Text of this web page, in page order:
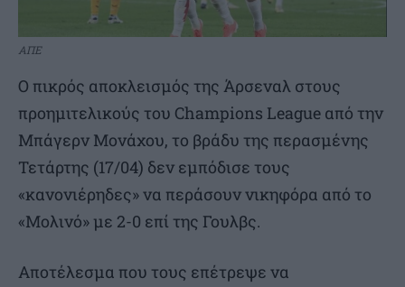
ΑΠΕ
Ο πικρός αποκλεισμός της Άρσεναλ στους
προημιτελικούς του Champions League από την
Μπάγερν Μονάχου, το βράδυ της περασμένης
Τετάρτης (17/04) δεν εμπόδισε τους
«κανονιέρηδες» να περάσουν νικηφόρα από το
«Μολινό» με 2-0 επί της Γουλβς.
Αποτέλεσμα που τους επέτρεψε να